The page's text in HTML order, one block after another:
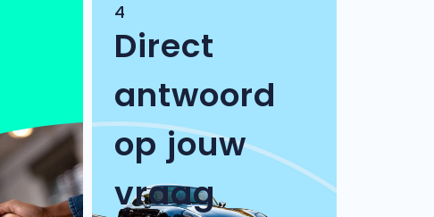
4
Direct
antwoord
op jouw
vraag